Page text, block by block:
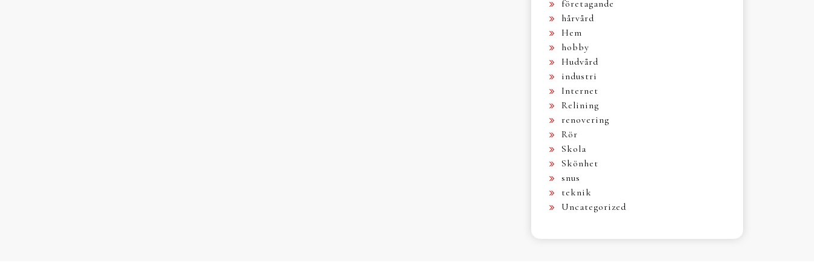
företagande
hårvård
Hem
hobby
Hudvård
industri
Internet
Relining
renovering
Rör
Skola
Skönhet
snus
teknik
Uncategorized